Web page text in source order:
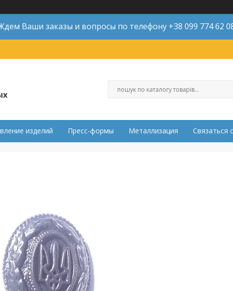
Ваши заказы и вопросы по телефону +38 099 774 62
изделий Пресс-формы Металлизация Связаться